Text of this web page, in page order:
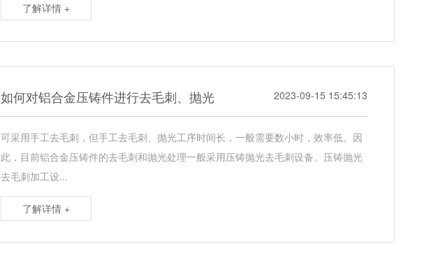
了解详情 +
如何对铝合金压铸件进行去毛刺、抛光 2023-09-15 15:45:13
可采用手工去毛刺，但手工去毛刺、抛光工序时间长，一般需要数小时，效率低。因
此，目前铝合金压铸件的去毛刺和抛光处理一般采用压铸抛光去毛刺设备。压铸抛光
去毛刺加工设...
了解详情 +